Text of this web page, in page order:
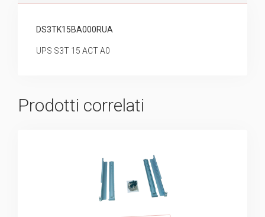
DS3TK15BA000RUA
UPS S3T 15 ACT A0
Prodotti correlati